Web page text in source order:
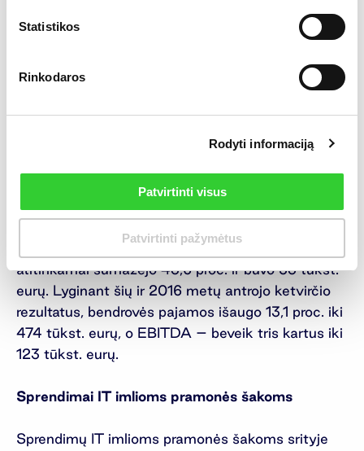
Statistikos
Rinkodaros
Rodyti informaciją
Patvirtinti visus
Patvirtinti pažymėtus
Kibernetinė sauga
Kibernetinės saugos srityje dirbanti bendrovė
dalyvavo įvairiuose šios srities projektuose, vystė
bendrovės intelektinį kapitalą ir nuosavus
kibernetinių atakų apsaugos sensorių srityse.
Bendrovės pirmojo pusmečio pajamos pasiekė
laikotarpiu pernai, išaugo 4,9 proc., EBITDA
atitinkamai sumažėjo 43,6 proc. ir buvo 53 tūkst.
eurų. Lyginant šių ir 2016 metų antrojo ketvirčio
rezultatus, bendrovės pajamos išaugo 13,1 proc. iki
474 tūkst. eurų, o EBITDA – beveik tris kartus iki
123 tūkst. eurų.
Sprendimai IT imlioms pramonės šakoms
Sprendimų IT imlioms pramonės šakoms srityje